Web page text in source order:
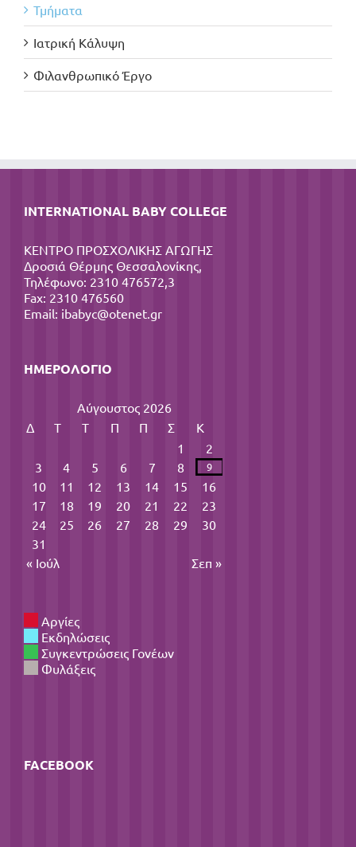
Τμήματα
Ιατρική Κάλυψη
Φιλανθρωπικό Έργο
INTERNATIONAL BABY COLLEGE
ΚΕΝΤΡΟ ΠΡΟΣΧΟΛΙΚΗΣ ΑΓΩΓΗΣ
Δροσιά Θέρμης Θεσσαλονίκης,
Τηλέφωνο: 2310 476572,3
Fax: 2310 476560
Email: ibabyc@otenet.gr
ΗΜΕΡΟΛΌΓΙΟ
Αύγουστος 2026
Δ
Τ Τ Π Π Σ
Κ
1
2
3
4 5 6 7 8 9
10 11 12 13 14 15
16
17
18 19 20 21 22
23
24
25 26 27 28 29
30
31
« Ιούλ
Σεπ »
Αργίες
Εκδηλώσεις
Συγκεντρώσεις Γονέων
Φυλάξεις
FACEBOOK